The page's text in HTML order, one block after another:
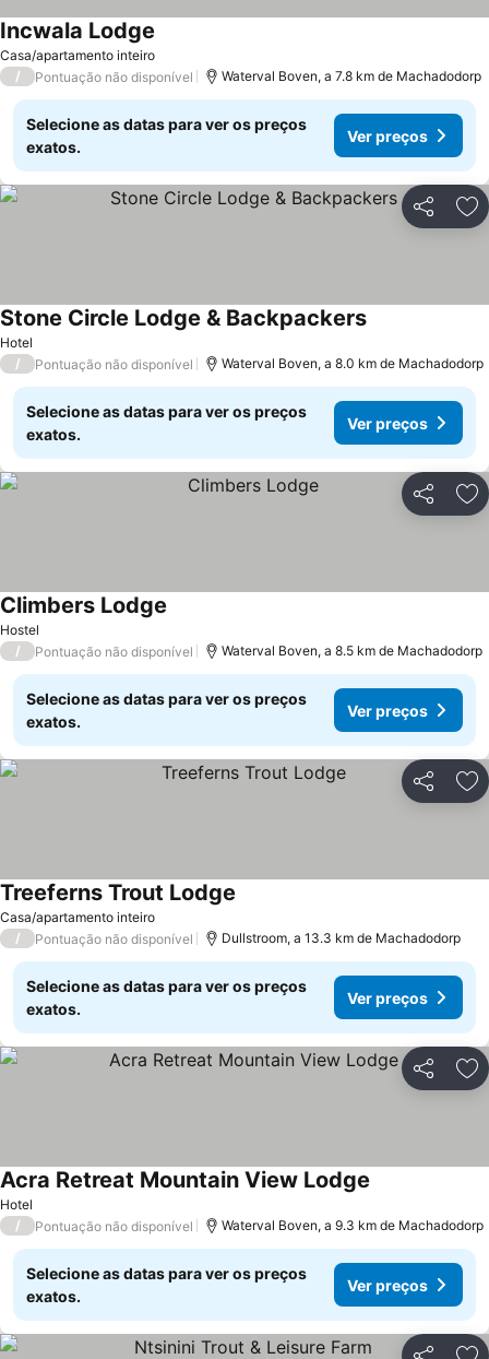
Casa/apartamento inteiro
Incwala Lodge
/ Pontuação não disponível Waterval Boven, a 7.8 km de Machadodorp
Selecione as datas para ver os preços
exatos.
Ver preços
Partilhar
Hotel
Stone Circle Lodge & BackpackersVer preços
/ Pontuação não disponível Waterval Boven, a 8.0 km de Machadodorp
Selecione as datas para ver os preços
exatos.
Ver preços
Partilhar
Hostel
Climbers Lodge
/ Pontuação não disponível Waterval Boven, a 8.5 km de Machadodorp
Selecione as datas para ver os preços
exatos.
Ver preços
Partilhar
Casa/apartamento inteiro
Treeferns Trout Lodge
/ Pontuação não disponível Dullstroom, a 13.3 km de Machadodorp
Selecione as datas para ver os preços
exatos.
Ver preços
Partilhar
Hotel
Acra Retreat Mountain View Lodge
/ Pontuação não disponível Waterval Boven, a 9.3 km de Machadodorp
Selecione as datas para ver os preços
exatos.
Ver preços